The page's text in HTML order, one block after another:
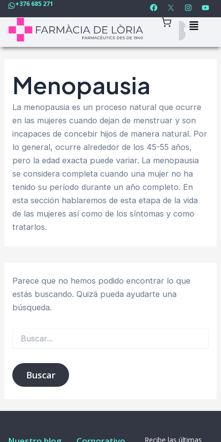
al
contenido
+376 685 271 F
a
c
o
I
n
s
t
a
r
Y
o
u
e
Menopausia
La menopausia es un proceso natural que ocurre
en las mujeres cuando dejan de menstruar y son
incapaces de concebir hijos de manera natural. Por
lo general, ocurre alrededor de los 45-55 años,
pero la edad exacta puede variar. La menopausia
se considera completa cuando una mujer no ha
tenido su período durante un año completo. En
esta sección hablaremos de esta etapa de la vida
de las mujeres así como de los síntomas y como
tratarlos.
Parece que no hemos podido encontrar lo que
estás buscando. Quizá pueda ayudarte una
búsqueda.
Buscar
Recibe las últimas